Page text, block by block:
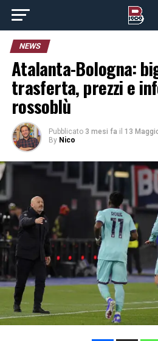
NEWS
Atalanta-Bologna:
trasferta, prezzi e
rossoblù
Pubblicato 3 mesi fa il 13
By Nico